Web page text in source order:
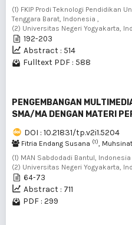
(1) FKIP Prodi Teknologi Pendidikan
Tenggara Barat, Indonesia ,
(2) Universitas Negeri Yogyakarta,
192-203
Abstract : 514
Fulltext PDF : 588
PENGEMBANGAN
SMA/MA DENGAN MATERI
DOI : 10.21831/tp.v2i1.5204
Fitria Endang Susana (1),
(1) MAN Sabdodadi Bantul, Indonesia
(2) Universitas Negeri Yogyakarta,
64-73
Abstract : 711
PDF : 299